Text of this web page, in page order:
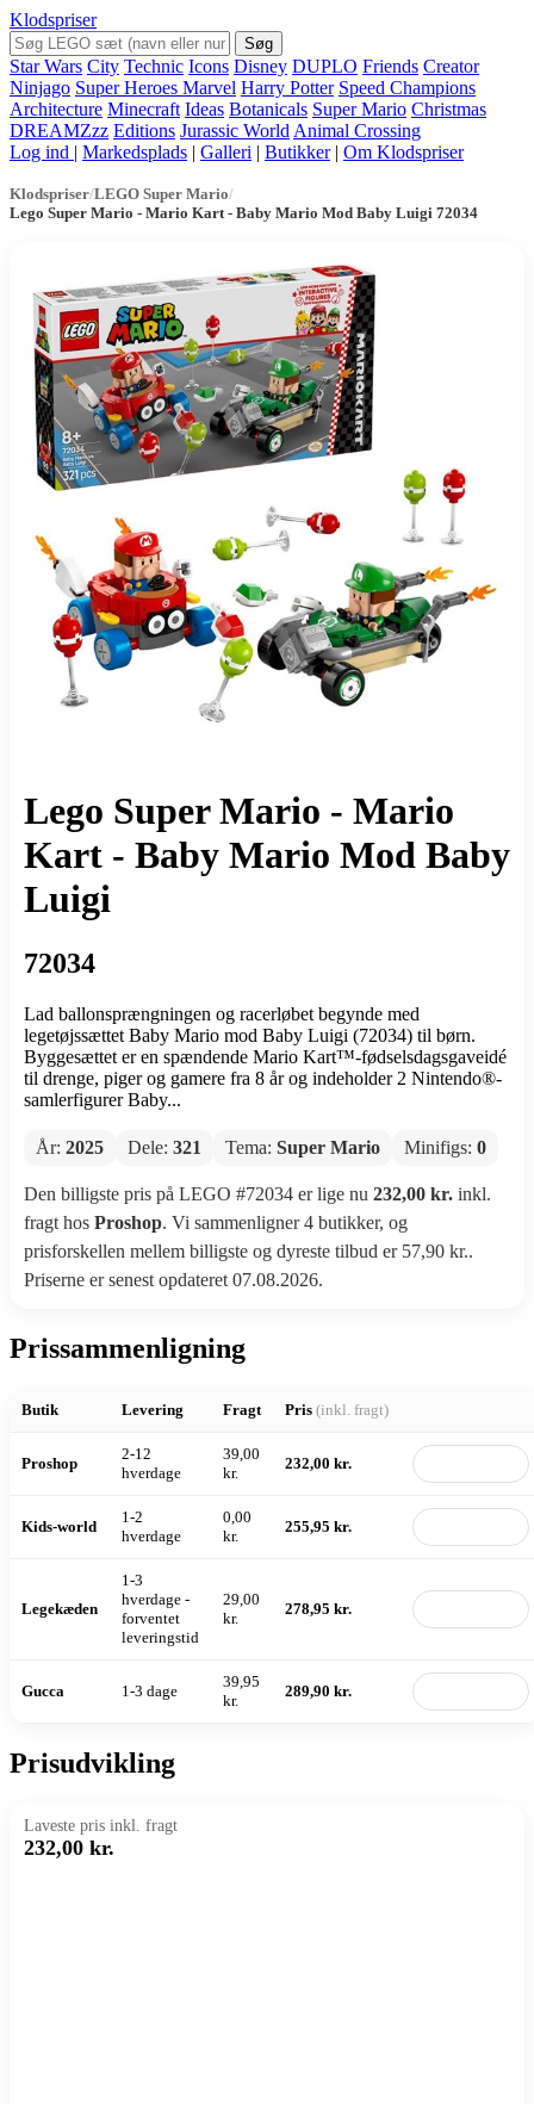
Klodspriser
Søg
Star Wars City Technic Icons Disney DUPLO Friends Creator
Ninjago Super Heroes Marvel Harry Potter Speed Champions
Architecture Minecraft Ideas Botanicals Super Mario Christmas
DREAMZzz Editions Jurassic World Animal Crossing
Log ind | Markedsplads | Galleri | Butikker | Om Klodspriser
Klodspriser/LEGO Super Mario/
Lego Super Mario - Mario Kart - Baby Mario Mod Baby Luigi 72034
Lego Super Mario - Mario
Kart - Baby Mario Mod Baby
Luigi
72034
Lad ballonsprængningen og racerløbet begynde med
legetøjssættet Baby Mario mod Baby Luigi (72034) til børn.
Byggesættet er en spændende Mario Kart™-fødselsdagsgaveidé
til drenge, piger og gamere fra 8 år og indeholder 2 Nintendo®-
samlerfigurer Baby...
År: 2025 Dele: 321 Tema: Super Mario Minifigs: 0
Den billigste pris på LEGO #72034 er lige nu 232,00 kr. inkl.
fragt hos Proshop. Vi sammenligner 4 butikker, og
prisforskellen mellem billigste og dyreste tilbud er 57,90 kr..
Priserne er senest opdateret 07.08.2026.
Prissammenligning
Butik Levering Fragt Pris (inkl. fragt)
Proshop
2-12
hverdage
39,00
kr.
232,00 kr.
Kids-world
1-2
hverdage
0,00
kr.
255,95 kr.
Legekæden
1-3
hverdage -
forventet
leveringstid
29,00
kr.
278,95 kr.
Gucca 1-3 dage
39,95
kr.
289,90 kr.
Prisudvikling
Laveste pris inkl. fragt
232,00 kr.